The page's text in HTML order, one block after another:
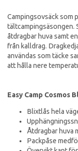
Campingsovsäck som
tältcampingsäsongen.
åtdragbar huva samt
från kalldrag.
användas som täcke
att hålla nere
Easy Camp Cosmos
Blixtlås hela
Åtdragbar huva
Packpåse